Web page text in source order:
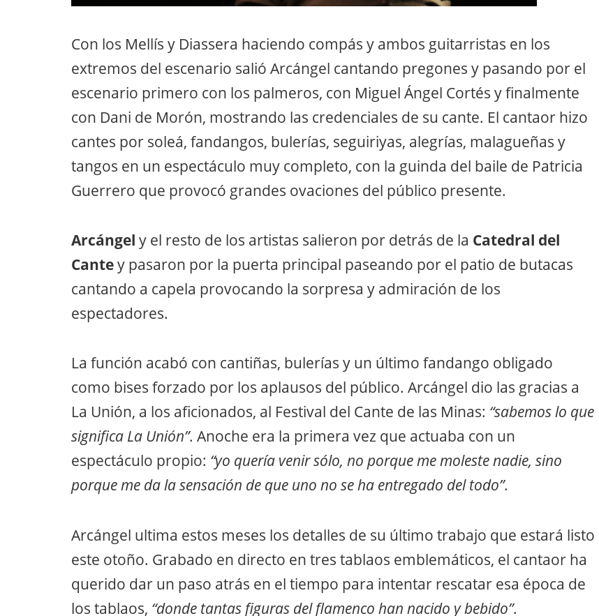
Con los Mellís y Diassera haciendo compás y ambos guitarristas en los
extremos del escenario salió Arcángel cantando pregones y pasando por el
escenario primero con los palmeros, con Miguel Ángel Cortés y finalmente
con Dani de Morón, mostrando las credenciales de su cante. El cantaor hizo
cantes por soleá, fandangos, bulerías, seguiriyas, alegrías, malagueñas y
tangos en un espectáculo muy completo, con la guinda del baile de Patricia
Guerrero que provocó grandes ovaciones del público presente.
Arcángel y el resto de los artistas salieron por detrás de la Catedral del
Cantey pasaron por la puerta principal paseando por el patio de butacas
cantando a capela provocando la sorpresa y admiración de los
espectadores.
La función acabó con cantiñas, bulerías y un último fandango obligado
como bises forzado por los aplausos del público. Arcángel dio las gracias a
La Unión, a los aficionados, al Festival del Cante de las Minas: “sabemos lo que
significa La Unión”. Anoche era la primera vez que actuaba con un
espectáculo propio: “yo quería venir sólo, no porque me moleste nadie, sino
porque me da la sensación de que uno no se ha entregado del todo”.
Arcángel ultima estos meses los detalles de su último trabajo que estará listo
este otoño. Grabado en directo en tres tablaos emblemáticos, el cantaor ha
querido dar un paso atrás en el tiempo para intentar rescatar esa época de
los tablaos, “donde tantas figuras del flamenco han nacido y bebido”.